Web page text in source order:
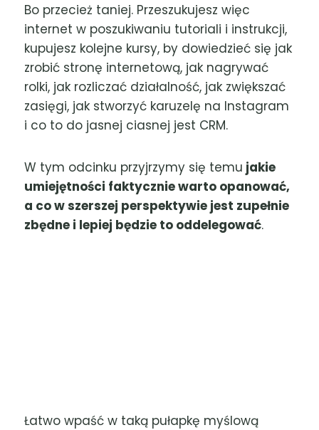
Bo przecież taniej. Przeszukujesz więc
internet w poszukiwaniu tutoriali i instrukcji,
kupujesz kolejne kursy, by dowiedzieć się jak
zrobić stronę internetową, jak nagrywać
rolki, jak rozliczać działalność, jak zwiększać
zasięgi, jak stworzyć karuzelę na Instagram
i co to do jasnej ciasnej jest CRM.
W tym odcinku przyjrzymy się temu jakie
umiejętności faktycznie warto opanować,
a co w szerszej perspektywie jest zupełnie
zbędne i lepiej będzie to oddelegować.
Łatwo wpaść w taką pułapkę myślową